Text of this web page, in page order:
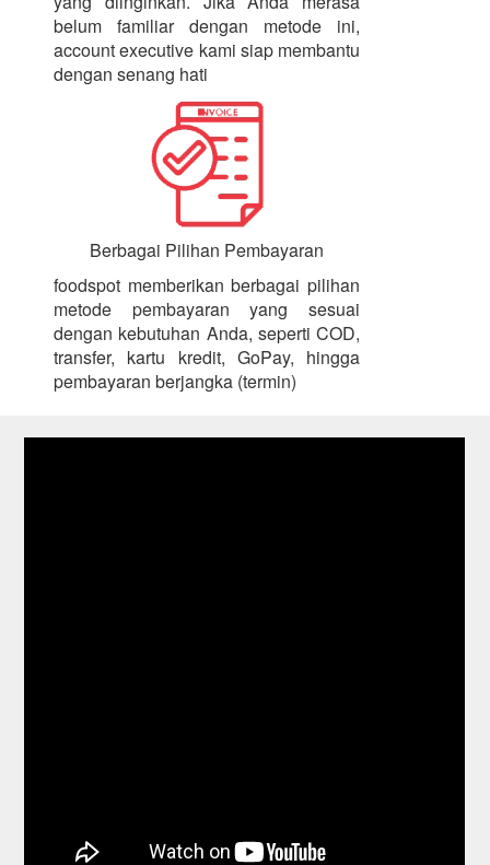
belum familiar dengan metode ini,
account executive kami siap membantu
dengan senang hati
Berbagai Pilihan Pembayaran
foodspot memberikan berbagai pilihan
metode pembayaran yang sesuai
dengan kebutuhan Anda, seperti COD,
transfer, kartu kredit, GoPay, hingga
pembayaran berjangka (termin)